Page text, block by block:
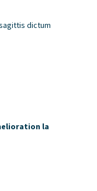
dictum
la